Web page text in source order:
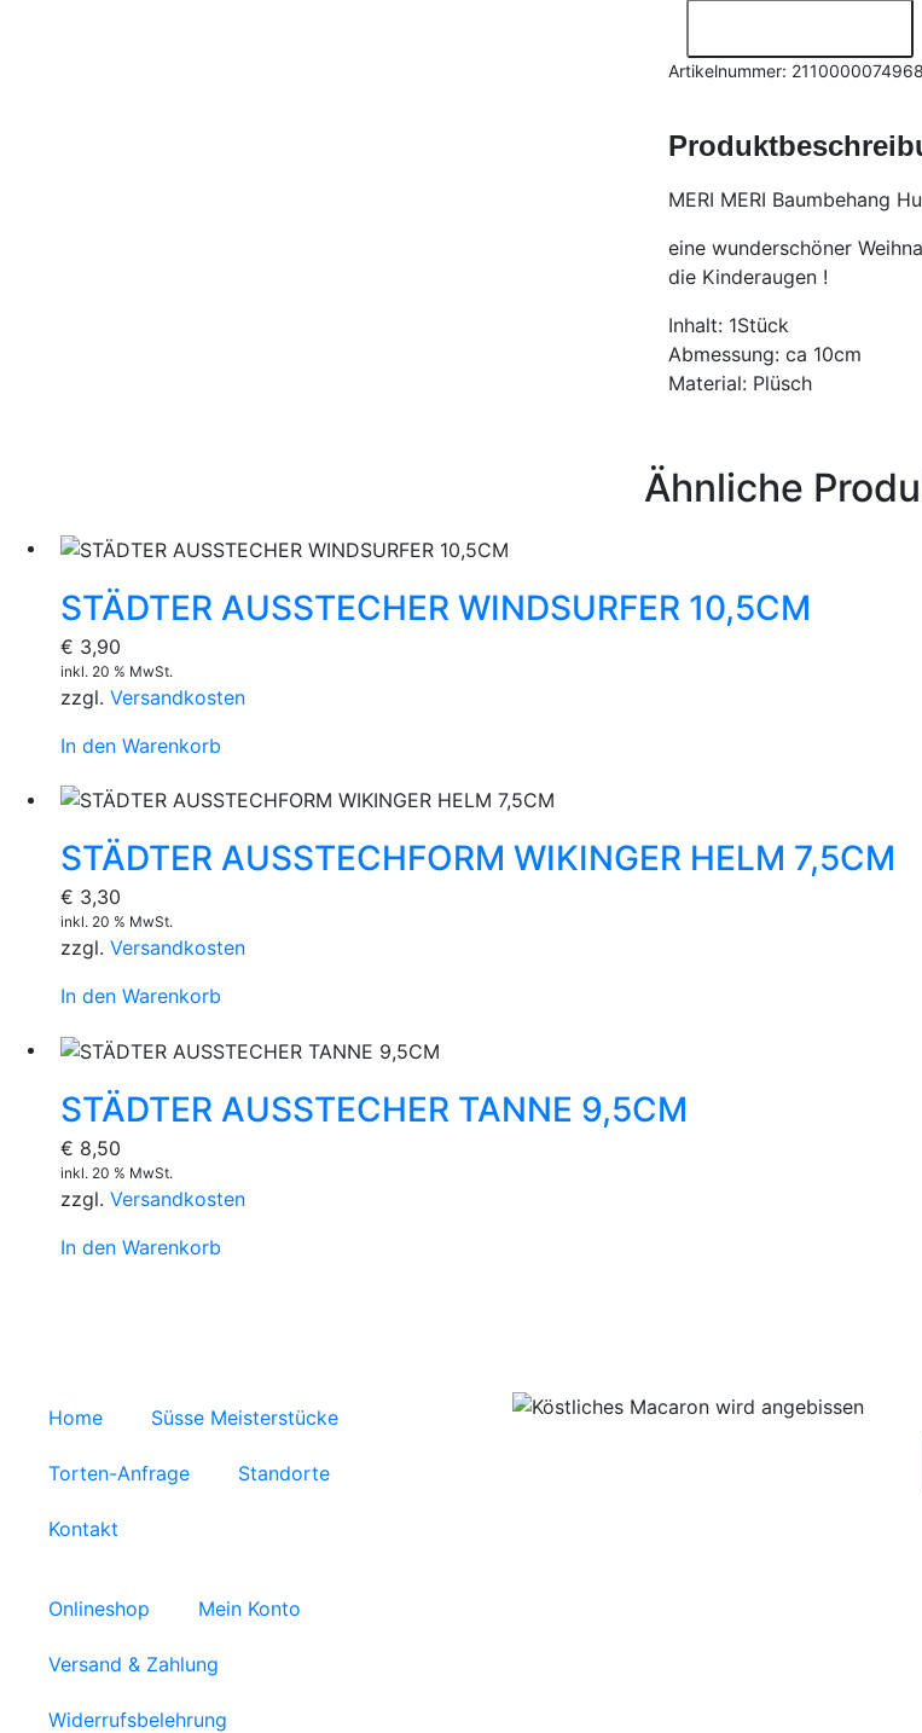
Artikelnummer: 2110000074968
MERI MERI Baumbehang
eine wunderschöner
die Kinderaugen !
Inhalt: 1Stück
Abmessung: ca 10cm
Material: Plüsch
Ähnliche
STÄDTER AUSSTECHER WINDSURFER 10,5CM
€ 3,90
inkl. 20 % MwSt.
zzgl. Versandkosten
In den Warenkorb
STÄDTER AUSSTECHFORM WIKINGER HELM 7,5CM
€ 3,30
inkl. 20 % MwSt.
zzgl. Versandkosten
In den Warenkorb
STÄDTER AUSSTECHER TANNE 9,5CM
€ 8,50
inkl. 20 % MwSt.
zzgl. Versandkosten
In den Warenkorb
Home Süsse Meisterstücke
Torten-Anfrage Standorte
Kontakt
Onlineshop Mein Konto
Versand & Zahlung
Widerrufsbelehrung